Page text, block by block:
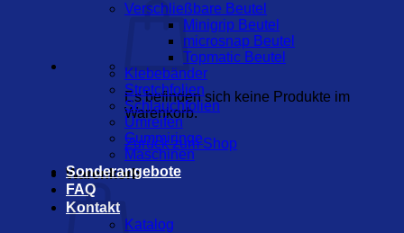
Es befinden sich keine Produkte im
Warenkorb.
Zurück zum Shop
Warenkorb
Verschließbare Beutel
Minigrip Beutel
microsnap Beutel
Topmatic Beutel
Klebebänder
Stretchfolien
Schlauchfolien
Umreifen
Gummiringe
Maschinen
Sonderangebote
FAQ
Kontakt
Katalog